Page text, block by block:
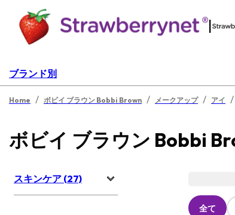
|
ブランド別
Home / ボビイ ブラウン Bobbi Brown / メークアップ / アイ /
ボビイ ブラウン Bobbi
スキンケア (27)
全て